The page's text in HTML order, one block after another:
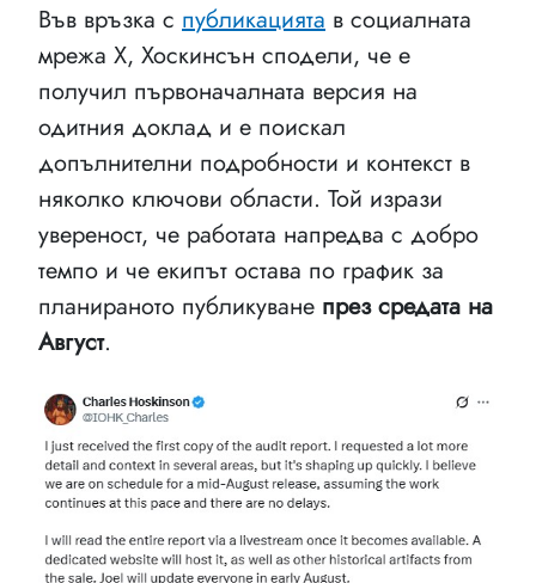
Във връзка с публикацията в социалната
мрежа X, Хоскинсън сподели, че е
получил първоначалната версия на
одитния доклад и е поискал
допълнителни подробности и контекст в
няколко ключови области. Той изрази
увереност, че работата напредва с добро
темпо и че екипът остава по график за
планираното публикуване през средата на
Август.